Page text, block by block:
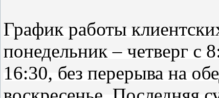
График работы
понедельник – четверг с
16:30, без перерыва на